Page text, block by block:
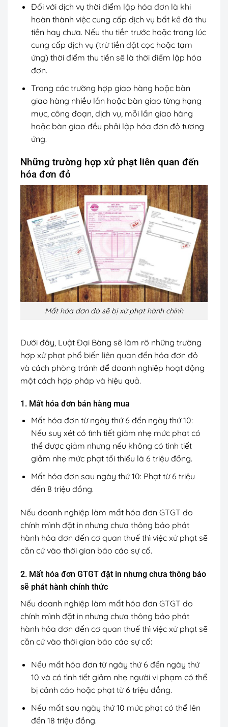
Đối với dịch vụ thời điểm lập hóa đơn là khi
hoàn thành việc cung cấp dịch vụ bất kể đã thu
tiền hay chưa. Nếu thu tiền trước hoặc trong lúc
cung cấp dịch vụ (trừ tiền đặt cọc hoặc tạm
ứng) thời điểm thu tiền sẽ là thời điểm lập hóa
đơn.
Trong các trường hợp giao hàng hoặc bàn
giao hàng nhiều lần hoặc bàn giao từng hạng
mục, công đoạn, dịch vụ, mỗi lần giao hàng
hoặc bàn giao đều phải lập hóa đơn đỏ tương
ứng.
Những trường hợp xử phạt liên quan đến
hóa đơn đỏ
Mất hóa đơn đỏ sẽ bị xử phạt hành chính
Dưới đây, Luật Đại Bàng sẽ làm rõ những trường
hợp xử phạt phổ biến liên quan đến hóa đơn đỏ
và cách phòng tránh để doanh nghiệp hoạt động
một cách hợp pháp và hiệu quả.
1. Mất hóa đơn bán hàng mua
Mất hóa đơn từ ngày thứ 6 đến ngày thứ 10:
Nếu suy xét có tình tiết giảm nhẹ mức phạt có
thể được giảm nhưng nếu không có tình tiết
giảm nhẹ mức phạt tối thiểu là 6 triệu đồng.
Mất hóa đơn sau ngày thứ 10: Phạt từ 6 triệu
đến 8 triệu đồng.
Nếu doanh nghiệp làm mất hóa đơn GTGT do
chính mình đặt in nhưng chưa thông báo phát
hành hóa đơn đến cơ quan thuế thì việc xử phạt sẽ
căn cứ vào thời gian báo cáo sự cố.
2. Mất hóa đơn GTGT đặt in nhưng chưa thông báo
sẽ phát hành chính thức
Nếu doanh nghiệp làm mất hóa đơn GTGT do
chính mình đặt in nhưng chưa thông báo phát
hành hóa đơn đến cơ quan thuế thì việc xử phạt sẽ
căn cứ vào thời gian báo cáo sự cố:
Nếu mất hóa đơn từ ngày thứ 6 đến ngày thứ
10 và có tình tiết giảm nhẹ người vi phạm có thể
bị cảnh cáo hoặc phạt từ 6 triệu đồng.
Nếu mất sau ngày thứ 10 mức phạt có thể lên
đến 18 triệu đồng.